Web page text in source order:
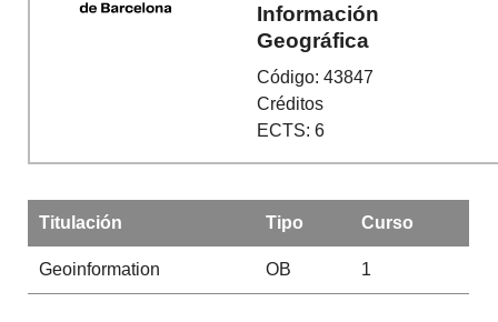
Información
Geográfica
Código: 43847
Créditos
ECTS: 6
Titulación Tipo Curso
Geoinformation OB 1